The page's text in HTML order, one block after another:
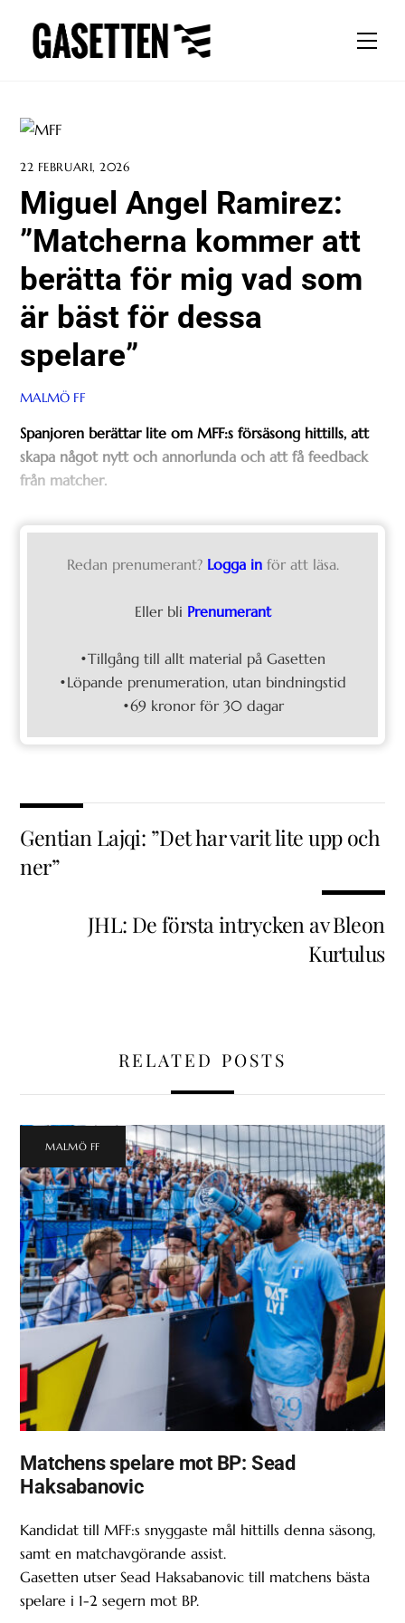
content
22 FEBRUARI, 2026
Miguel Angel Ramirez:
”Matcherna kommer att
berätta för mig vad som
är bäst för dessa
spelare”
MALMÖ FF
Spanjoren berättar lite om MFF:s försäsong hittills, att
skapa något nytt och annorlunda och att få feedback
från matcher.
Redan prenumerant? Logga in för att läsa.
Eller bli Prenumerant
•Tillgång till allt material på Gasetten
•Löpande prenumeration, utan bindningstid
•69 kronor för 30 dagar
Gentian Lajqi: ”Det har varit lite upp och
ner”
JHL: De första intrycken av Bleon
Kurtulus
RELATED POSTS
MALMÖ FF
Matchens spelare mot BP: Sead
Haksabanovic
Kandidat till MFF:s snyggaste mål hittills denna säsong,
samt en matchavgörande assist.
Gasetten utser Sead Haksabanovic till matchens bästa
spelare i 1-2 segern mot BP.